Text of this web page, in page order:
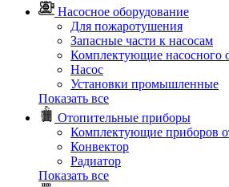
Насосное оборудование
Для пожаротушения
Запасные части к насосам
Комплектующие насосного
Насос
Установки промышленные
Показать все
Отопительные приборы
Комплектующие приборов
Конвектор
Радиатор
Показать все